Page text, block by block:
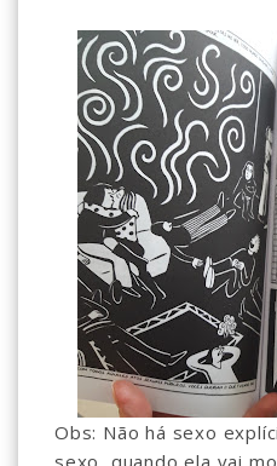
Obs: Não há sexo
sexo, quando ela vai